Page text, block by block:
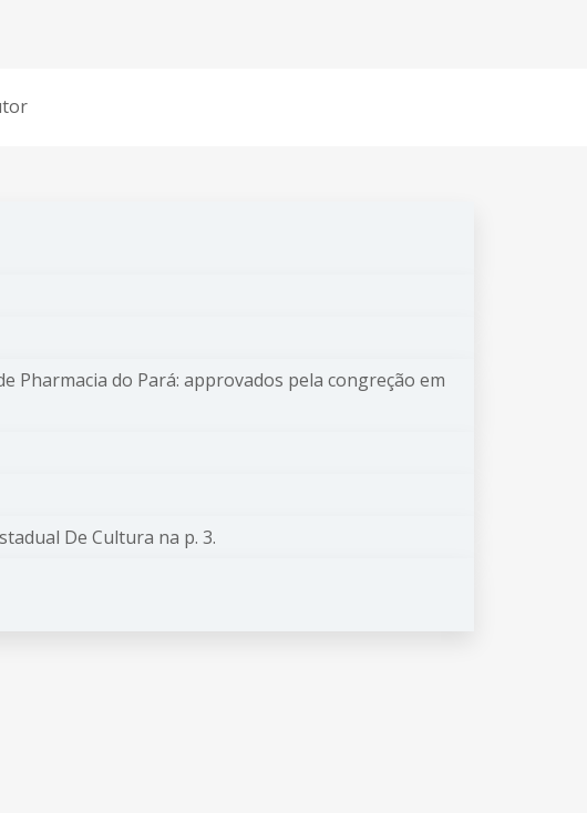
Pharmacia do Pará: approvados pela congreção em
De Cultura na p. 3.